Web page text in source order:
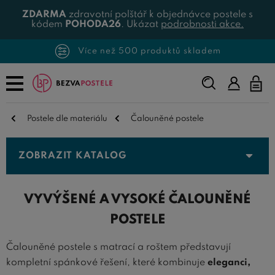
ZDARMA zdravotní polštář k objednávce postele s
kódem POHODA26. Ukázat podrobnosti akce.
Více než 500 produktů skladem
Napište,
co
Postele dle materiálu Čalouněné postele
ZOBRAZIT KATALOG
VYVÝŠENÉ A VYSOKÉ ČALOUNĚNÉ
POSTELE
Čalouněné postele s matrací a roštem představují
kompletní spánkové řešení, které kombinuje eleganci,